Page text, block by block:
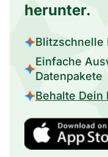
herunter.
Blitzschnelle
Einfache
Datenpakete
Behalte Dein